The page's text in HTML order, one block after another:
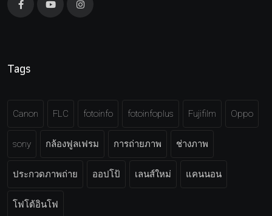
Tags
Canon FLC fotoinfo fotoinfoplus Fujifilm Oppo
sony กล้องฟูลเฟรม การถ่ายภาพ ช่างภาพ
ประกวดภาพถ่าย ออปโป้ เลนส์ใหม่ แคนนอน
โฟโต้อินโฟ